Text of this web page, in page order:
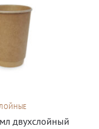
двухслойный